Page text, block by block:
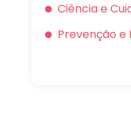
Ciência e
Prevenção e